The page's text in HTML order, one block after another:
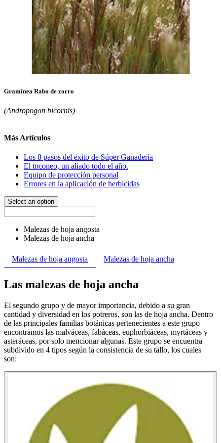
Gramínea Rabo de zorro
(Andropogon bicornis)
Más Artículos
Los 8 pasos del éxito de Súper Ganadería
El toconeo, un aliado todo el año.
Equipo de protección personal
Errores en la aplicación de herbicidas
Select an option
Malezas de hoja angosta
Malezas de hoja ancha
Malezas de hoja angosta Malezas de hoja ancha
Las malezas de hoja ancha
El segundo grupo y de mayor importancia, debido a su gran
cantidad y diversidad en los potreros, son las de hoja ancha. Dentro
de las principales familias botánicas pertenecientes a este grupo
encontramos las malváceas, fabáceas, euphorbiáceas, myrtáceas y
asteráceas, por solo mencionar algunas. Este grupo se encuentra
subdivido en 4 tipos según la consistencia de su tallo, los cuales
son: